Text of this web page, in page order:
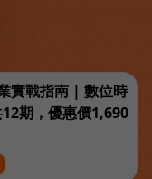
實戰指南 | 數位時
期，優惠價1,690